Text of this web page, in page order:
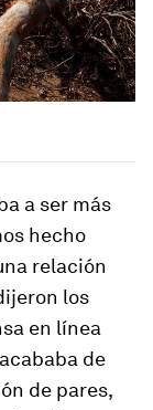
a ser más
hecho
relación
los
en línea
de
de pares,